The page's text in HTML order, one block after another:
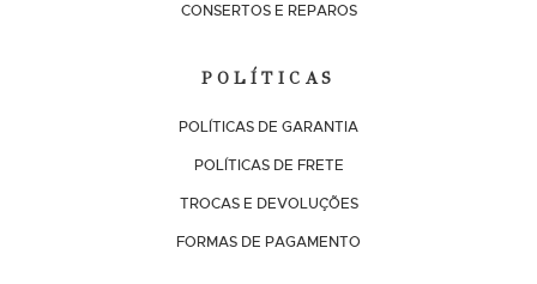
CONSERTOS E REPAROS
POLÍTICAS
POLÍTICAS DE GARANTIA
POLÍTICAS DE FRETE
TROCAS E DEVOLUÇÕES
FORMAS DE PAGAMENTO